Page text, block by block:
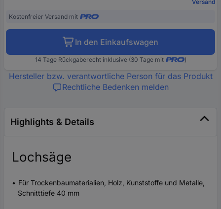
Versand
Kostenfreier Versand mit
In den Einkaufswagen
14 Tage Rückgaberecht inklusive (30 Tage mit )
Hersteller bzw. verantwortliche Person für das Produkt
Rechtliche Bedenken melden
Highlights & Details
Lochsäge
Für Trockenbaumaterialien, Holz, Kunststoffe und Metalle,
Schnitttiefe 40 mm